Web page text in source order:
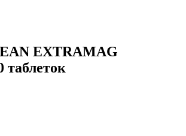
EXTRAMAG
таблеток